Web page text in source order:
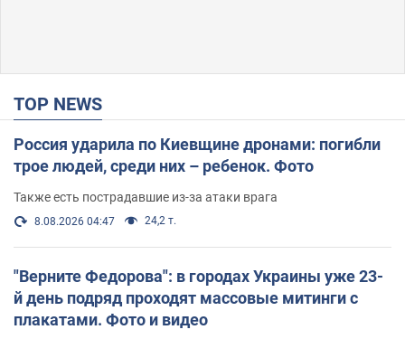
TOP NEWS
Россия ударила по Киевщине дронами: погибли
трое людей, среди них – ребенок. Фото
Также есть пострадавшие из-за атаки врага
8.08.2026 04:47 24,2 т.
"Верните Федорова": в городах Украины уже 23-
й день подряд проходят массовые митинги с
плакатами. Фото и видео